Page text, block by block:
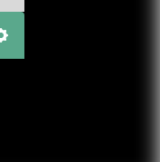
Settings